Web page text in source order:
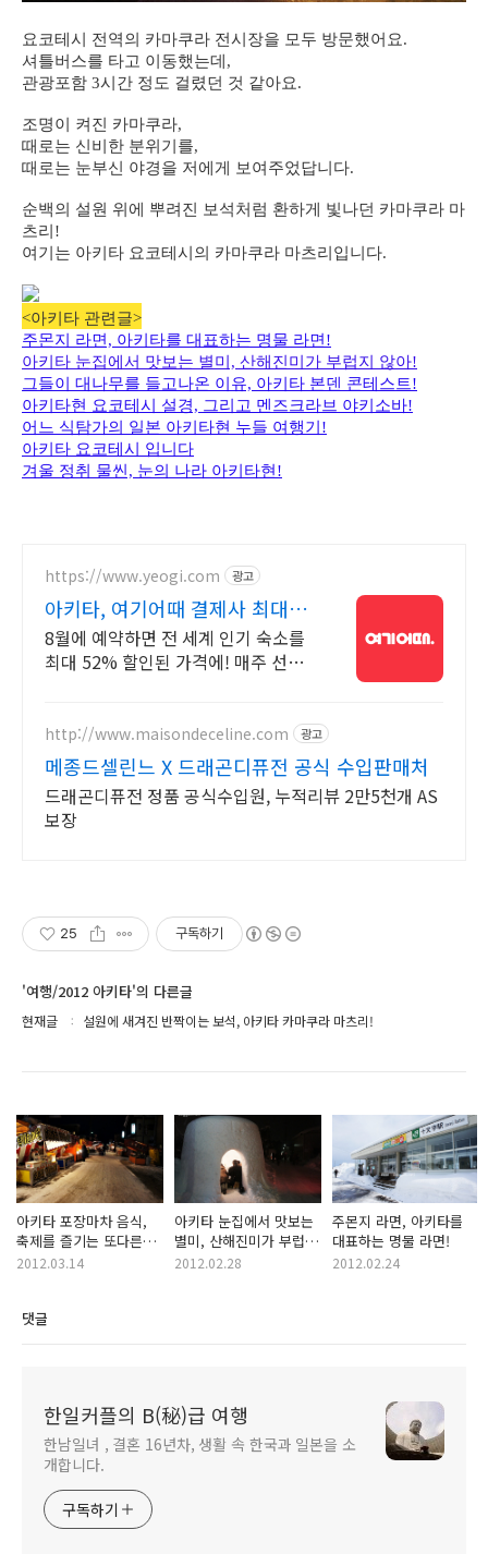
요코테시 전역의 카마쿠라 전시장을 모두 방문했어요.
셔틀버스를 타고 이동했는데,
관광포함 3시간 정도 걸렸던 것 같아요.
조명이 켜진 카마쿠라,
때로는 신비한 분위기를,
때로는 눈부신 야경을 저에게 보여주었답니다.
순백의 설원 위에 뿌려진 보석처럼 환하게 빛나던 카마쿠라 마
츠리!
여기는 아키타 요코테시의 카마쿠라 마츠리입니다.
<아키타 관련글>
주몬지 라면, 아키타를 대표하는 명물 라면!
아키타 눈집에서 맛보는 별미, 산해진미가 부럽지 않아!
그들이 대나무를 들고나온 이유, 아키타 본덴 콘테스트!
아키타현 요코테시 설경, 그리고 멘즈크라브 야키소바!
어느 식탐가의 일본 아키타현 누들 여행기!
아키타 요코테시 입니다
겨울 정취 물씬, 눈의 나라 아키타현!
https://www.yeogi.com 광고
아키타, 여기어때 결제사 최대 2
만원 추가할인
8월에 예약하면 전 세계 인기 숙소를
최대 52% 할인된 가격에! 매주 선착
http://www.maisondeceline.com 광고
메종드셀린느 X 드래곤디퓨전 공식 수입판매처
드래곤디퓨전 정품 공식수입원, 누적리뷰 2만5천개 AS
보장
25 구독하기
'여행/2012 아키타'의 다른글
현재글 설원에 새겨진 반짝이는 보석, 아키타 카마쿠라 마츠리!
아키타 포장마차 음식,
축제를 즐기는 또다른
방법!
2012.03.14
아키타 눈집에서 맛보는
별미, 산해진미가 부럽지
않아!
2012.02.28
주몬지 라면, 아키타를
대표하는 명물 라면!
2012.02.24
댓글
한일커플의 B(秘)급 여행
한남일녀 , 결혼 16년차, 생활 속 한국과 일본을 소
개합니다.
구독하기